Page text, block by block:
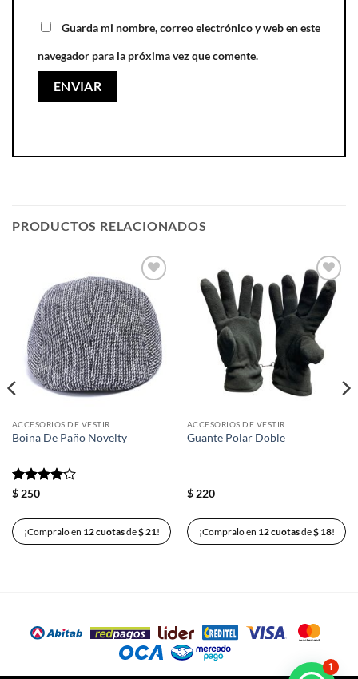
Guarda mi nombre, correo electrónico y web en este
navegador para la próxima vez que comente.
PRODUCTOS RELACIONADOS
Añadir
a la
lista de
deseos
ACCESORIOS DE VESTIR
Boina De Paño Novelty
Valorado
5
$250
¡Compralo en 12 cuotasde$21 !
Añadir
a la
lista de
deseos
ACCESORIOS DE VESTIR
Guante Polar Doble
$220
¡Compralo en 12 cuotasde$18!
1